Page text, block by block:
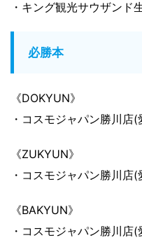
・キング観光サウザンド
必勝本
《DOKYUN》
・コスモジャパン勝川店
《ZUKYUN》
・コスモジャパン勝川店
《BAKYUN》
・コスモジャパン勝川店